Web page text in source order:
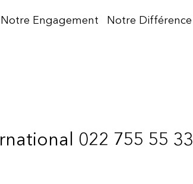
Notre Engagement Notre Différence
022 755 55 33